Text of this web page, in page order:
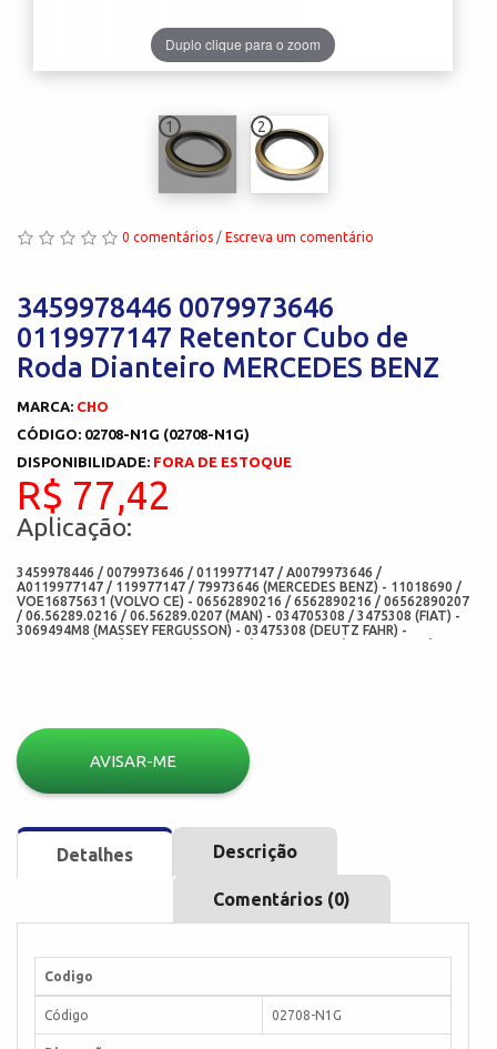
1 2
Duplo clique para o zoom
0 comentários / Escreva um comentário
3459978446 0079973646
0119977147 Retentor Cubo de
Roda Dianteiro MERCEDES BENZ
MARCA: CHO
CÓDIGO: 02708-N1G (02708-N1G)
DISPONIBILIDADE: FORA DE ESTOQUE
R$ 77,42
Aplicação:
3459978446 / 0079973646 / 0119977147 / A0079973646 /
A0119977147 / 119977147 / 79973646 (MERCEDES BENZ) - 11018690 /
VOE16875631 (VOLVO CE) - 06562890216 / 6562890216 / 06562890207
/ 06.56289.0216 / 06.56289.0207 (MAN) - 034705308 / 3475308 (FIAT) -
3069494M8 (MASSEY FERGUSSON) - 03475308 (DEUTZ FAHR) -
034705308 (KDH) - 806509 (MERITOR) - 813509700 (SPICER DANA) -
100X120X13 (MED) - RP100000505 / 364 (NI)
AVISAR-ME
Detalhes Descrição
Comentários (0)
Codigo
Código 02708-N1G